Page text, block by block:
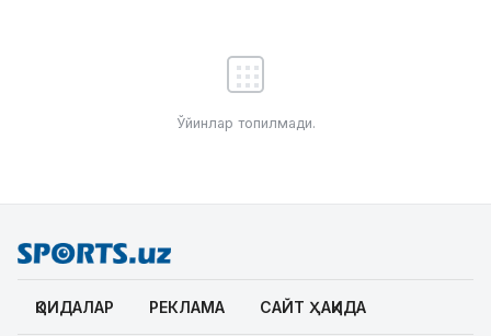
Ўйинлар топилмади.
ҚОИДАЛАР РЕКЛАМА САЙТ ҲАҚИДА